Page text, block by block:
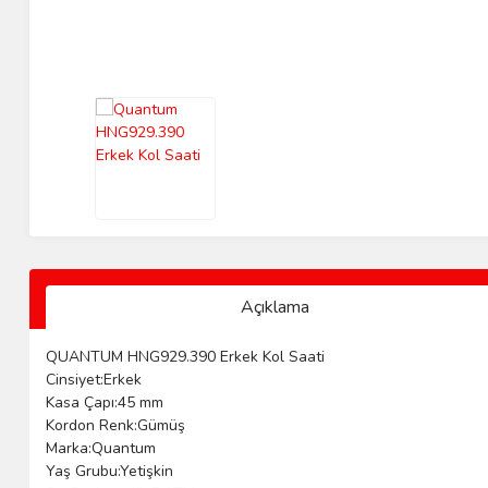
Açıklama
QUANTUM HNG929.390 Erkek Kol Saati
Cinsiyet:Erkek
Kasa Çapı:45 mm
Kordon Renk:Gümüş
Marka:Quantum
Yaş Grubu:Yetişkin